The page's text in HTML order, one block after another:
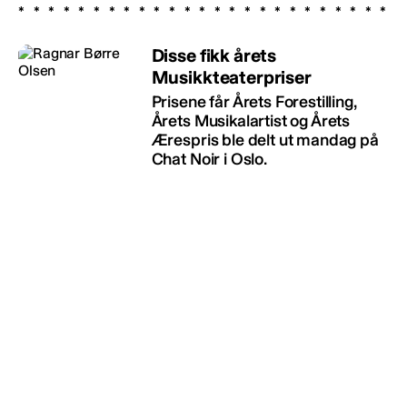
Disse fikk årets
Musikkteaterpriser
Prisene får Årets Forestilling,
Årets Musikalartist og Årets
Ærespris ble delt ut mandag på
Chat Noir i Oslo.